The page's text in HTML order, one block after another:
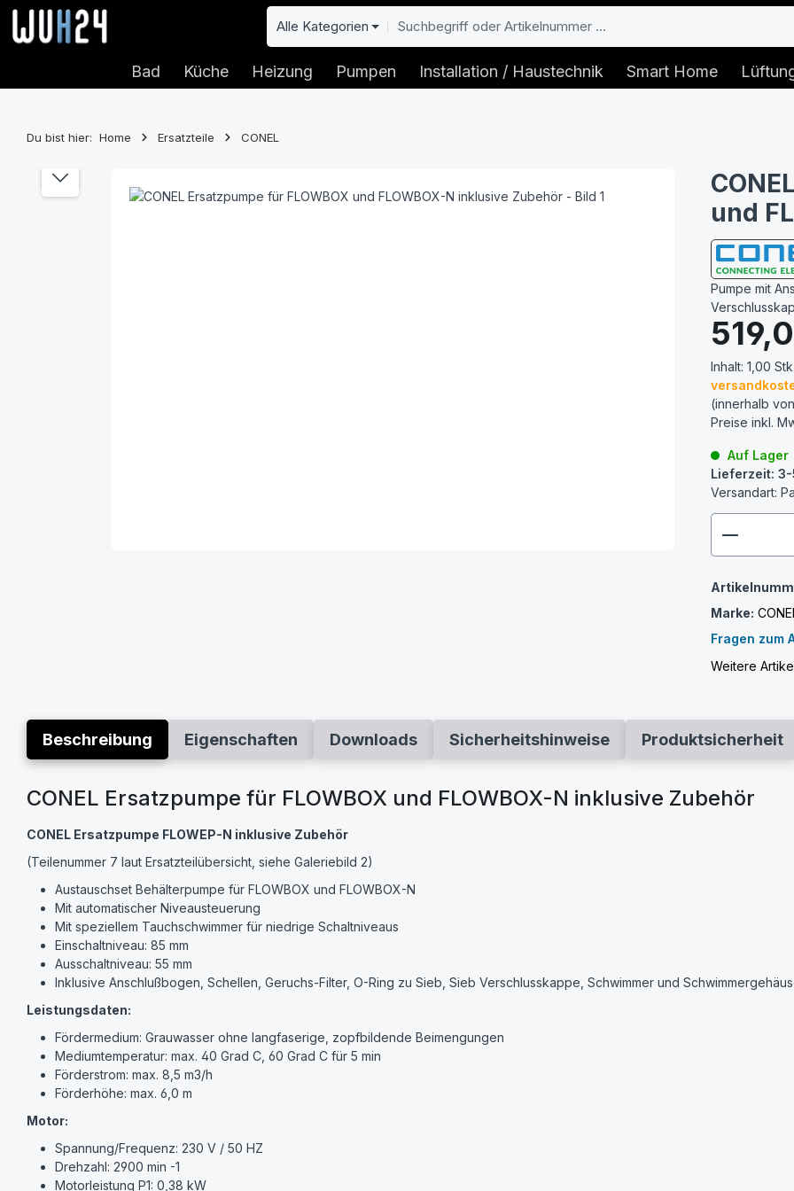
Hauptinhalt springen
Zur Suche springen
Zur Hauptnavigation springen Alle Kategorien
Bad Küche Heizung Pumpen Installation / Haustechnik Smart Home
Du bist hier: Home Ersatzteile CONEL
Bildergalerie überspringen
und
Pumpe mit
Regulärer
Inhalt:1,00
(innerhalb
Preise inkl.
Auf Lager
Lieferzeit:
Versandart:
Marke:
Fragen zum
Weitere
Beschreibung Eigenschaften Downloads Sicherheitshinweise Produktsicherheit
CONEL Ersatzpumpe für FLOWBOX und FLOWBOX-N inklusive Zubehör
CONEL Ersatzpumpe FLOWEP-N inklusive Zubehör
(Teilenummer 7 laut Ersatzteilübersicht, siehe Galeriebild 2)
Austauschset Behälterpumpe für FLOWBOX und FLOWBOX-N
Mit automatischer Niveausteuerung
Mit speziellem Tauchschwimmer für niedrige Schaltniveaus
Einschaltniveau: 85 mm
Ausschaltniveau: 55 mm
Inklusive Anschlußbogen, Schellen, Geruchs-Filter, O-Ring zu Sieb, Sieb Verschlusskappe, Schwimmer und
Leistungsdaten:
Fördermedium: Grauwasser ohne langfaserige, zopfbildende Beimengungen
Mediumtemperatur: max. 40 Grad C, 60 Grad C für 5 min
Förderstrom: max. 8,5 m3/h
Förderhöhe: max. 6,0 m
Motor:
Spannung/Frequenz: 230 V / 50 HZ
Drehzahl: 2900 min -1
Motorleistung P1: 0,38 kW